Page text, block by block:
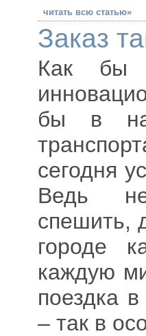
читать всю статью»
Заказ
Как бы
бы в
сегодня
Ведь
спешить,
городе
каждую
поездка
– так в